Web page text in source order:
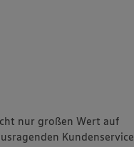
nur großen Wert auf
Kundenservice